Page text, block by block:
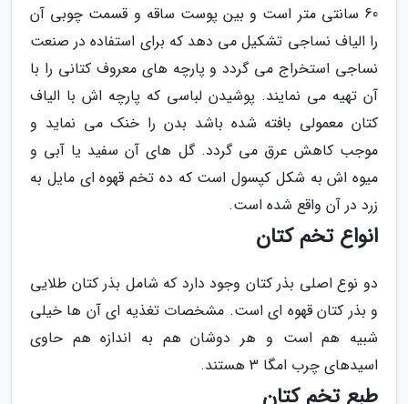
60 سانتی متر است و بین پوست ساقه و قسمت چوبی آن
را الیاف نساجی تشکیل می دهد که برای استفاده در صنعت
نساجی استخراج می گردد و پارچه های معروف کتانی را با
آن تهیه می نمایند. پوشیدن لباسی که پارچه اش با الیاف
کتان معمولی بافته شده باشد بدن را خنک می نماید و
موجب کاهش عرق می گردد. گل های آن سفید یا آبی و
میوه اش به شکل کپسول است که ده تخم قهوه ای مایل به
زرد در آن واقع شده است.
انواع تخم کتان
دو نوع اصلی بذر کتان وجود دارد که شامل بذر کتان طلایی
و بذر کتان قهوه ای است. مشخصات تغذیه ای آن ها خیلی
شبیه هم است و هر دوشان هم به اندازه هم حاوی
اسیدهای چرب امگا 3 هستند.
طبع تخم کتان